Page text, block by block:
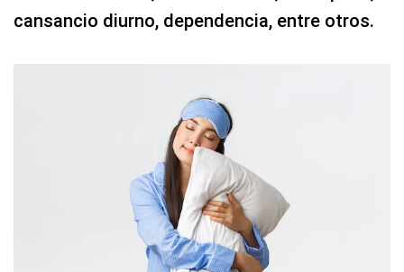
cansancio diurno, dependencia, entre otros.